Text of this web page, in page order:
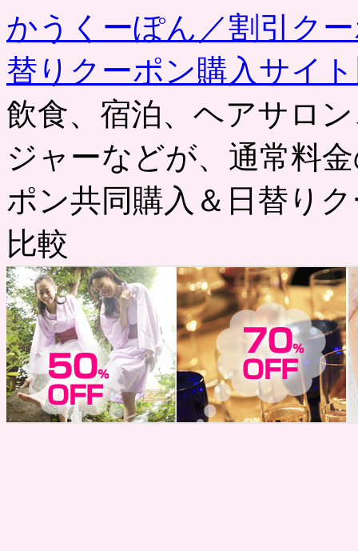
かうくーぽん／割引ク
替りクーポン購入サイ
飲食、宿泊、ヘアサロ
ジャーなどが、通常料
ポン共同購入＆日替り
比較